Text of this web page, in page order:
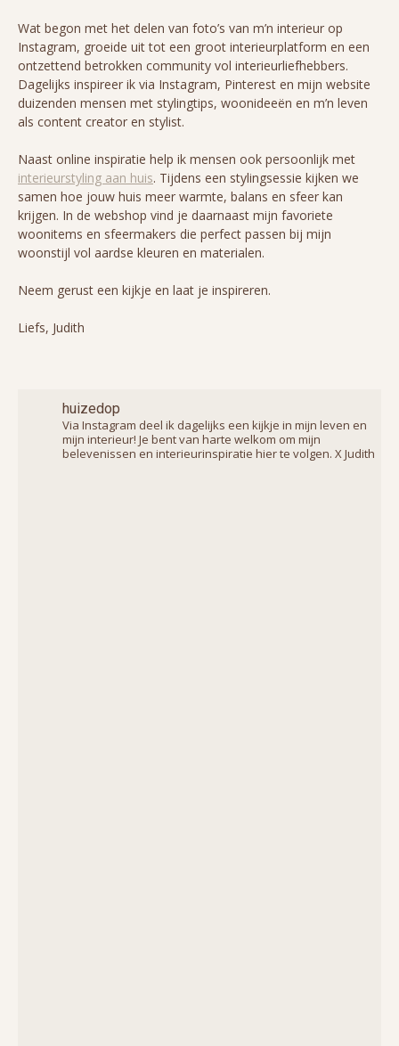
Wat begon met het delen van foto’s van m’n interieur op
Instagram, groeide uit tot een groot interieurplatform en een
ontzettend betrokken community vol interieurliefhebbers.
Dagelijks inspireer ik via Instagram, Pinterest en mijn website
duizenden mensen met stylingtips, woonideeën en m’n leven
als content creator en stylist.
Naast online inspiratie help ik mensen ook persoonlijk met
interieurstyling aan huis. Tijdens een stylingsessie kijken we
samen hoe jouw huis meer warmte, balans en sfeer kan
krijgen. In de webshop vind je daarnaast mijn favoriete
woonitems en sfeermakers die perfect passen bij mijn
woonstijl vol aardse kleuren en materialen.
Neem gerust een kijkje en laat je inspireren.
Liefs, Judith
huizedop
Via Instagram deel ik dagelijks een kijkje in mijn leven en
mijn interieur! Je bent van harte welkom om mijn
belevenissen en interieurinspiratie hier te volgen. X Judith